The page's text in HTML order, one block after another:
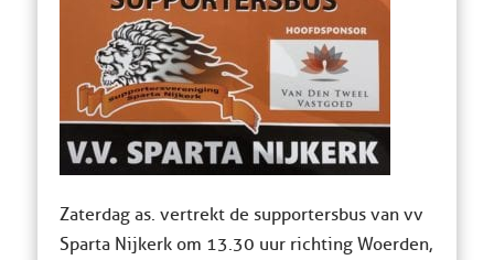
Zaterdag as. vertrekt de supportersbus van vv
Sparta Nijkerk om 13.30 uur richting Woerden,